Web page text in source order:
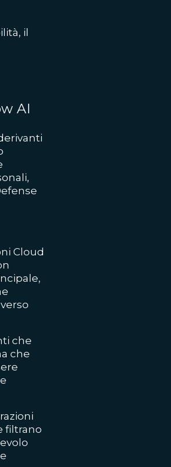
il
AI
Cloud
che
che
filtrano